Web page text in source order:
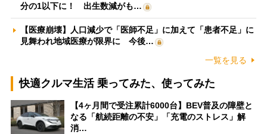
分の1以下に！ 出生数減がも…
【医療崩壊】人口減少で「医師不足」に加えて「患者不足」に
見舞われ地域医療が限界に 今後…
一覧を見る
快適クルマ生活 乗ってみた、使ってみた
【4ヶ月間で受注累計6000台】BEV普及の障壁と
なる「航続距離の不安」「充電のストレス」解
消…